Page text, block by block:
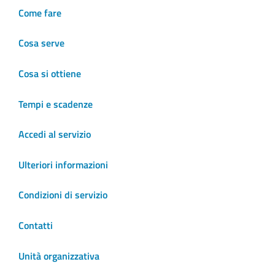
Come fare
Cosa serve
Cosa si ottiene
Tempi e scadenze
Accedi al servizio
Ulteriori informazioni
Condizioni di servizio
Contatti
Unità organizzativa